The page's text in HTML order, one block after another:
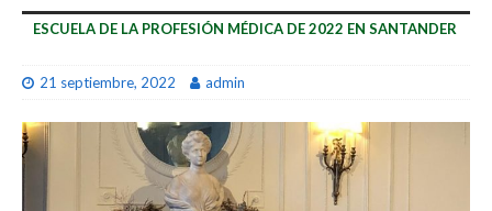
ESCUELA DE LA PROFESIÓN MÉDICA DE 2022 EN SANTANDER
21 septiembre, 2022 admin